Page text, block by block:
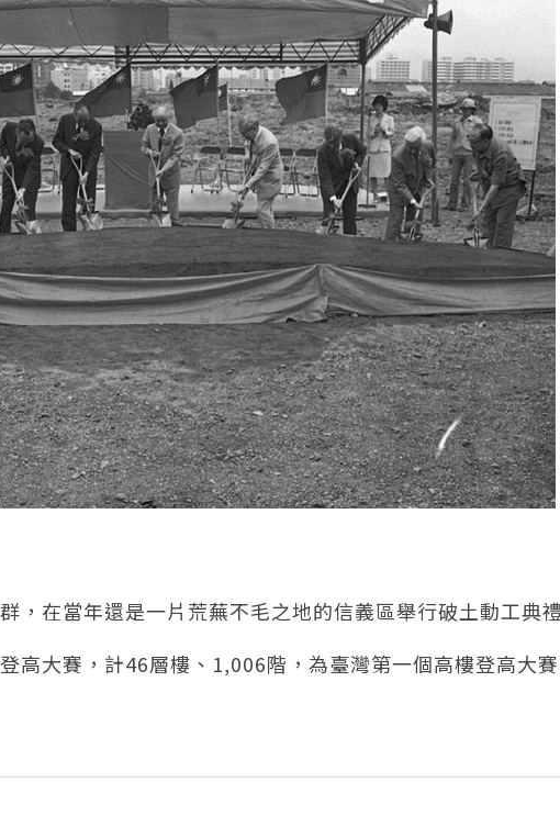
，在當年還是一片荒蕪不毛之地的信義區舉行破土動工典
高大賽，計46層樓、1,006階，為臺灣第一個高樓登高大賽